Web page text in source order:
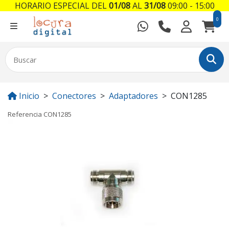
0
Inicio Conectores Adaptadores CON1285
Referencia CON1285
HORARIO ESPECIAL DEL01/08AL31/0809:00 - 15:00